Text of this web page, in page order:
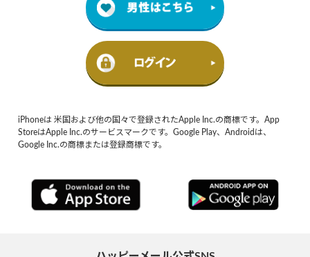
iPhoneは 米国および他の国々で登録されたApple Inc.の商標です。App
StoreはApple Inc.のサービスマークです。Google Play、Androidは、
Google Inc.の商標または登録商標です。